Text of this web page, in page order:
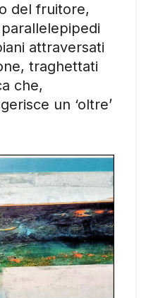
del fruitore,
attraversati
traghettati
che,
un ‘oltre’